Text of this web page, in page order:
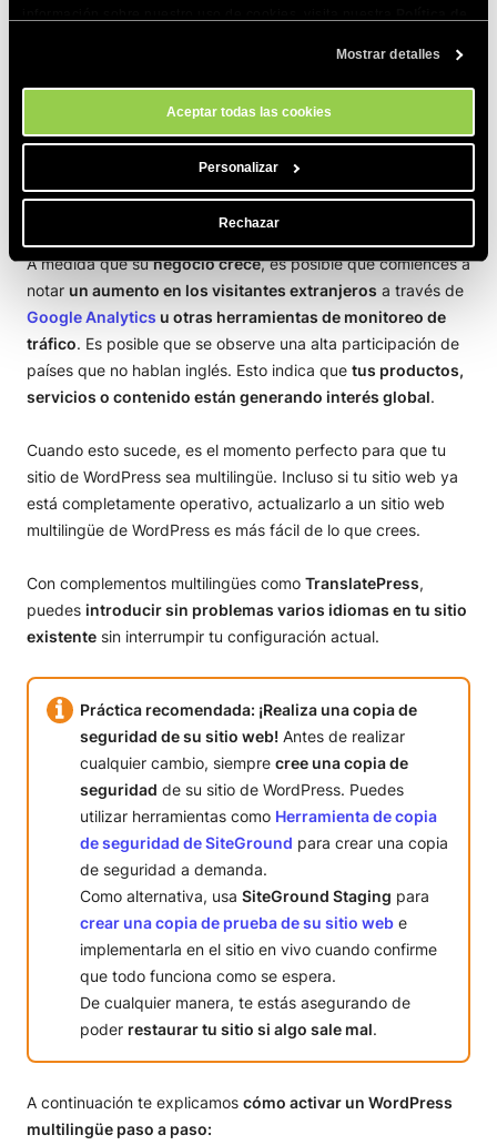
momento a través de la herramienta Configuración de Cookies de
Mostrar detalles
Aceptar todas las cookies
Personalizar
Rechazar
disponible en más de un idioma, sigue leyendo para
Activa el complemento gratuito TranslatePress
con WordPress en pleno funcionamiento
A medida que sunegocio crece, es posible que comiences a
notar un aumento en los visitantes extranjeros a través de
Google Analytics u otras herramientas de monitoreo de
tráfico. Es posible que se observe una alta participación de
países que no hablan inglés. Esto indica que tus productos,
servicios o contenido están generando interés global.
Cuando esto sucede, es el momento perfecto para que tu
sitio de WordPress sea multilingüe. Incluso si tu sitio web ya
está completamente operativo, actualizarlo a un sitio web
multilingüe de WordPress es más fácil de lo que crees.
Con complementos multilingües como TranslatePress,
puedes introducir sin problemas varios idiomas en tu sitio
existente sin interrumpir tu configuración actual.
Práctica recomendada: ¡Realiza una copia de
seguridad de su sitio web! Antes de realizar
cualquier cambio, siempre cree una copia de
seguridad de su sitio de WordPress. Puedes
utilizar herramientas como Herramienta de copia
de seguridad de SiteGround para crear una copia
de seguridad a demanda.
Como alternativa, usa SiteGround Staging para
crear una copia de prueba de su sitio web e
implementarla en el sitio en vivo cuando confirme
que todo funciona como se espera.
De cualquier manera, te estás asegurando de
poder restaurar tu sitio si algo sale mal.
A continuación te explicamos cómo activar un WordPress
multilingüe paso a paso: